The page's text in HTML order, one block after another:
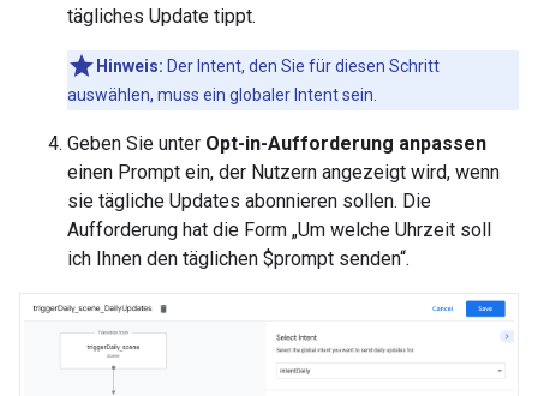
tägliches Update tippt.
Hinweis: Der Intent, den Sie für diesen Schritt
auswählen, muss ein globaler Intent sein.
Geben Sie unter Opt-in-Aufforderung anpassen
einen Prompt ein, der Nutzern angezeigt wird, wenn
sie tägliche Updates abonnieren sollen. Die
Aufforderung hat die Form „Um welche Uhrzeit soll
ich Ihnen den täglichen $prompt senden“.